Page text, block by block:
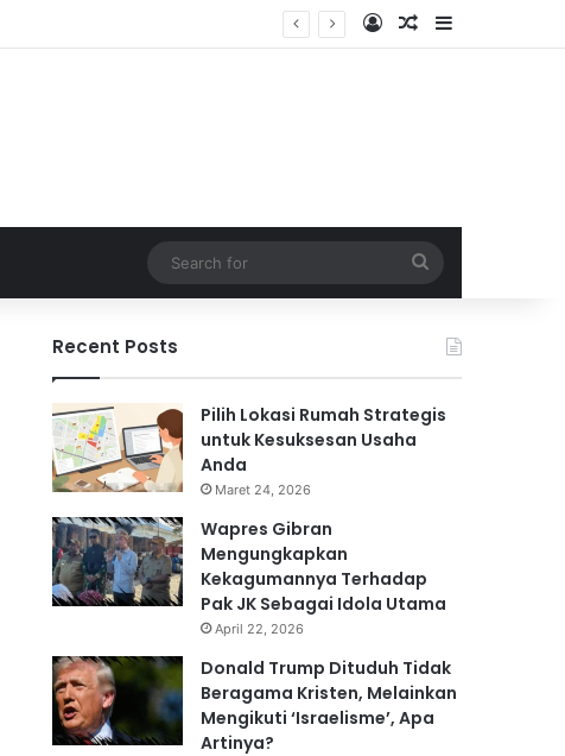
Log InRandom Article
Sidebar
for
Recent Posts
Pilih Lokasi Rumah Strategis
untuk Kesuksesan Usaha
Anda
Maret 24, 2026
Wapres Gibran
Mengungkapkan
Kekagumannya Terhadap
Pak JK Sebagai Idola Utama
April 22, 2026
Donald Trump Dituduh Tidak
Beragama Kristen, Melainkan
Mengikuti ‘Israelisme’, Apa
Artinya?